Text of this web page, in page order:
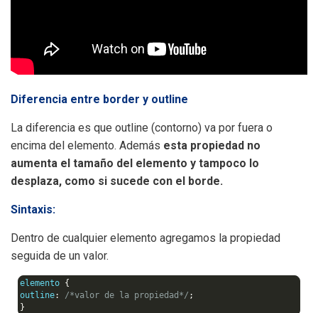
Diferencia entre border y outline
La diferencia es que outline (contorno) va por fuera o
encima del elemento. Además esta propiedad no
aumenta el tamaño del elemento y tampoco lo
desplaza, como si sucede con el borde.
Sintaxis:
Dentro de cualquier elemento agregamos la propiedad
seguida de un valor.
elemento {
outline: /*valor de la propiedad*/ ;
}